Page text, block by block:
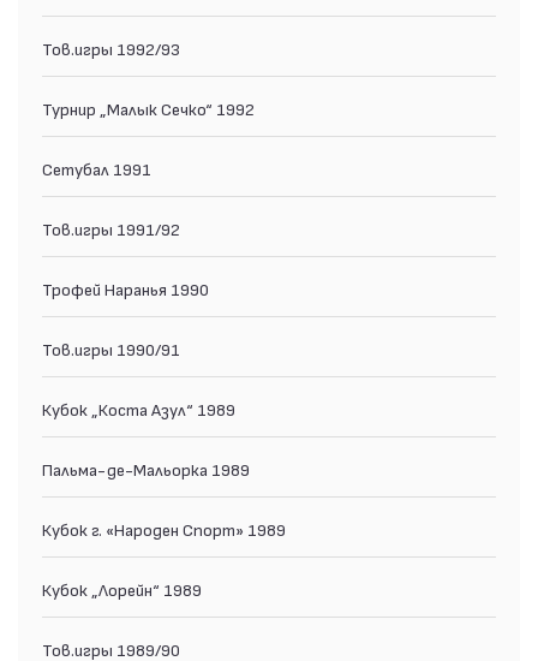
Тов.игры 1992/93
Турнир „Малык Сечко“ 1992
Сетубал 1991
Тов.игры 1991/92
Трофей Наранья 1990
Тов.игры 1990/91
Кубок „Коста Азул“ 1989
Пальма-де-Мальорка 1989
Кубок г. «Народен Спорт» 1989
Кубок „Лорейн“ 1989
Тов.игры 1989/90